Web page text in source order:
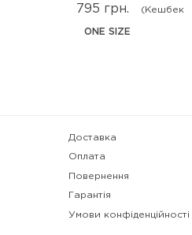
795 грн.
(Кешбек
ONE SIZE
Доставка
Оплата
Повернення
Гарантія
Умови конфіденційності